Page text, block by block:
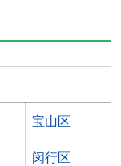
宝山区
闵行区